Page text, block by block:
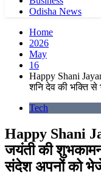
Odisha News
Home
2026
May
16
Happy Shani
शनि देव की भक्ति
Tech
Happy Shani
जयंती की
संदेश अपनों को